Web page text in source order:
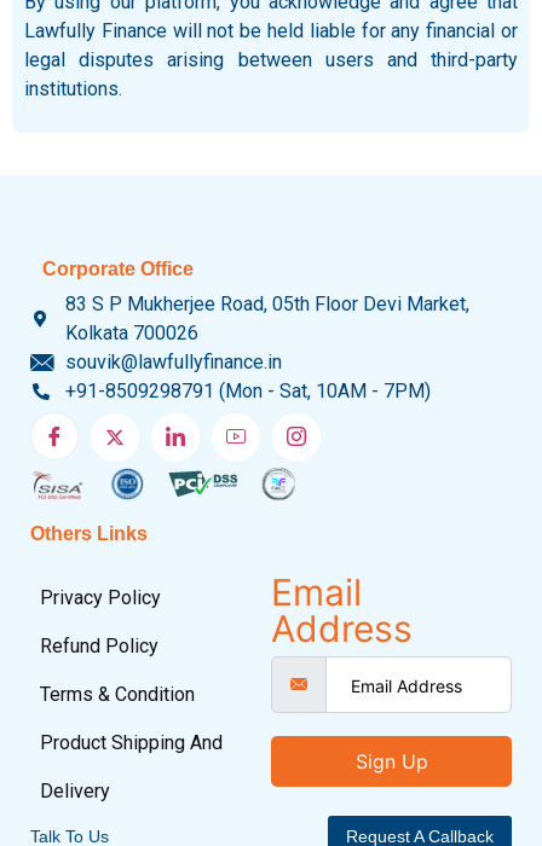
Lawfully Finance will not be held liable for any financial or
legal disputes arising between users and third-party
institutions.
Corporate Office
83 S P Mukherjee Road, 05th Floor Devi Market,
Kolkata 700026
souvik@lawfullyfinance.in
+91-8509298791 (Mon - Sat, 10AM - 7PM)
Others Links
Privacy Policy
Refund Policy
Terms & Condition
Product Shipping And
Delivery
Email
Address
Sign Up
Talk To Us Request A Callback